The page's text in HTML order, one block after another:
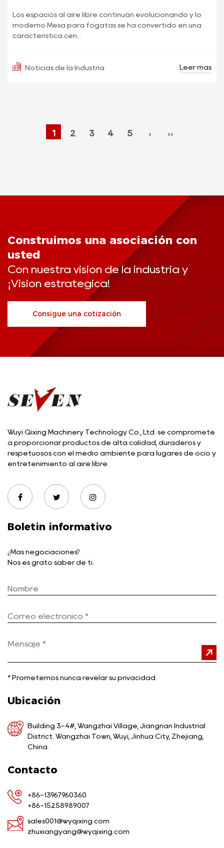
Los espacios al aire libre continúan evolucionando y lo
moderno Mesa para fogatas se ha convertido en una
característica cen...
Noticias de la Industria Leer más
1 2 3 4 5 › ››
Construimos una asociación con
usted
Con nuestra visión de la industria y
¡Visión estratégica!
Consigue una cotización
Wuyi Qixing Machinery Technology Co., Ltd. se compromete
a proporcionar productos de alta calidad, duraderos y
respetuosos con el medio ambiente para lugares de ocio y
entretenimiento al aire libre.
Boletin informativo
¿Más negociaciones?
Nos es grato saber de ti.
* Prometemos nunca revelar su privacidad.
Ubicación
Building 3-4#, Wangzhai Village, Jiangnan Industrial
District. Wangzhai Town, Wuyi, Jinhua City, Zhejiang,
China.
Contacto
+86-13967960360
+86-15258989007
sales001@wyqixing.com
zhuxiangyang@wyqixing.com